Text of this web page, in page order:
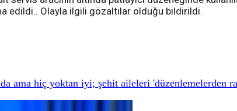
edildi.. Olayla ilgili gözaltılar olduğu bildirildi.
ama hiç yoktan iyi; şehit aileleri 'düzenlemelerden